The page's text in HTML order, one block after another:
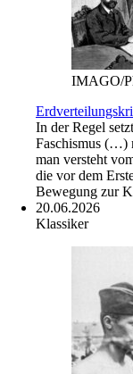
IMAGO/
In der Regel
Faschismus (…)
man versteht
die vor dem
Bewegung zur
20.06.2026
Klassiker